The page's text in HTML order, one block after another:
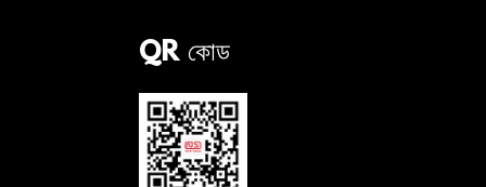
QR কোড